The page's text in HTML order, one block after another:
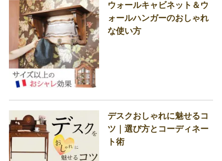
ウォールキャビネット＆ウ
ォールハンガーのおしゃれ
な使い方
デスクおしゃれに魅せるコ
ツ｜選び方とコーディネー
ト術